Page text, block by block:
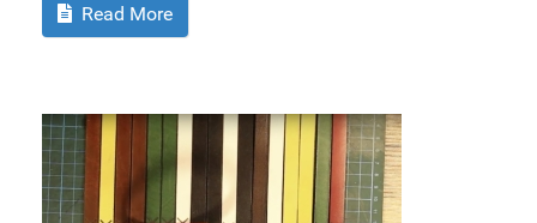
Read More